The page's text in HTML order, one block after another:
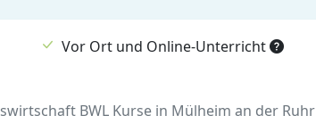
Vor Ort und Online-Unterricht
BWL Kurse in Mülheim an der Ruhr